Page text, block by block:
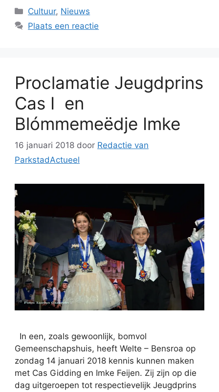
Categorieën
Cultuur, Nieuws
Plaats een reactie
Proclamatie Jeugdprins
Cas I en
Blómmemeëdje Imke
16 januari 2018 door Redactie van
ParkstadActueel
In een, zoals gewoonlijk, bomvol
Gemeenschapshuis, heeft Welte – Bensroa op
zondag 14 januari 2018 kennis kunnen maken
met Cas Gidding en Imke Feijen. Zij zijn op die
dag uitgeroepen tot respectievelijk Jeugdprins